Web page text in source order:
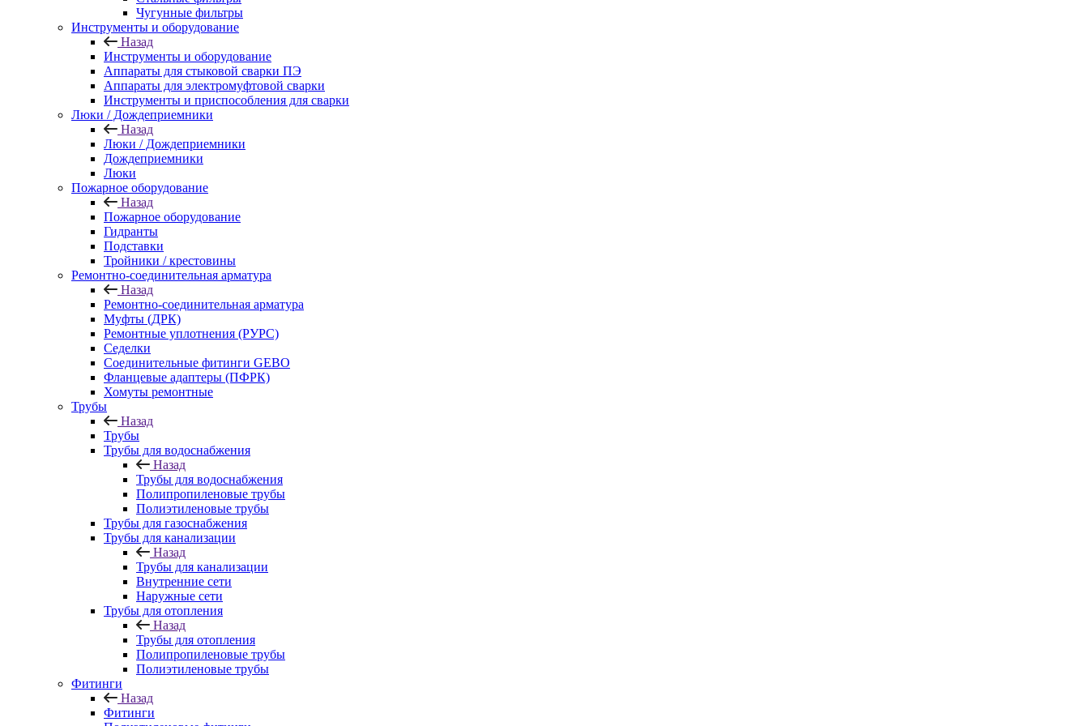
Чугунные фильтры
Инструменты и оборудование
Назад
Инструменты и оборудование
Аппараты для стыковой сварки ПЭ
Аппараты для электромуфтовой сварки
Инструменты и приспособления для сварки
Люки / Дождеприемники
Назад
Люки / Дождеприемники
Дождеприемники
Люки
Пожарное оборудование
Назад
Пожарное оборудование
Гидранты
Подставки
Тройники / крестовины
Ремонтно-соединительная арматура
Назад
Ремонтно-соединительная арматура
Муфты (ДРК)
Ремонтные уплотнения (РУРС)
Седелки
Соединительные фитинги GEBO
Фланцевые адаптеры (ПФРК)
Хомуты ремонтные
Трубы
Назад
Трубы
Трубы для водоснабжения
Назад
Трубы для водоснабжения
Полипропиленовые трубы
Полиэтиленовые трубы
Трубы для газоснабжения
Трубы для канализации
Назад
Трубы для канализации
Внутренние сети
Наружные сети
Трубы для отопления
Назад
Трубы для отопления
Полипропиленовые трубы
Полиэтиленовые трубы
Фитинги
Назад
Фитинги